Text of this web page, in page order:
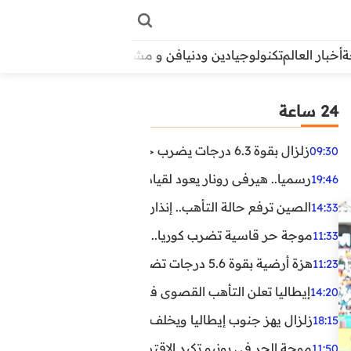
أخبار العالمتكنولوجيادين ودنيافن و مشاهير
24 ساعة
09:30زلزال بقوة 6.3 درجات يضرب جنوب الفلبين.. ولا تحذير من تسونامي حتى الآن
19:46رسميا.. هيرفي رونار يعود لقيادة منتخب كوت ديفوار
14:33الصين ترفع حالة التأهب.. إنذاران جديدان بسبب الأمطار
11:33موجة حر قاسية تضرب كوريا.. وفيات وإصابات ونفوق مئات
11:23هزة أرضية بقوة 5.6 درجات تضرب مصر
14:20إيطاليا تعلن التأهب القصوى في 23 مدينة بسبب موجة حر شديدة
18:15زلزال يهز جنوب إيطاليا ويخلف عشرات الجرحى